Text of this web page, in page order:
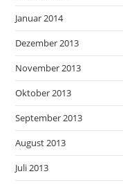
Januar 2014
Dezember 2013
November 2013
Oktober 2013
September 2013
August 2013
Juli 2013